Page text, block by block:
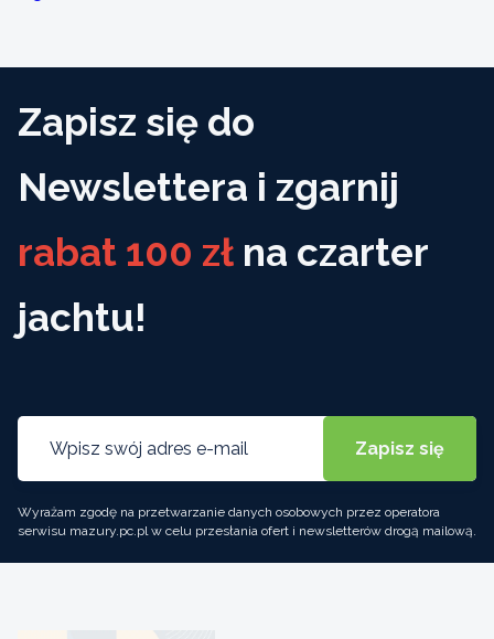
Zapisz się do
Newslettera i zgarnij
rabat 100 zł na czarter
jachtu!
Wyrażam zgodę na przetwarzanie danych osobowych przez operatora
serwisu mazury.pc.pl w celu przesłania ofert i newsletterów drogą mailową.